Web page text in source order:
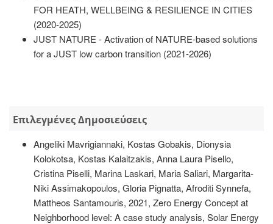
FOR HEATH, WELLBEING & RESILIENCE IN CITIES
(2020-2025)
JUST NATURE - Activation of NATURE-based solutions
for a JUST low carbon transition (2021-2026)
Επιλεγμένες Δημοσιεύσεις
Angeliki Mavrigiannaki, Kostas Gobakis, Dionysia
Kolokotsa, Kostas Kalaitzakis, Anna Laura Pisello,
Cristina Piselli, Marina Laskari, Maria Saliari, Margarita-
Niki Assimakopoulos, Gloria Pignatta, Afroditi Synnefa,
Mattheos Santamouris, 2021, Zero Energy Concept at
Neighborhood level: A case study analysis, Solar Energy